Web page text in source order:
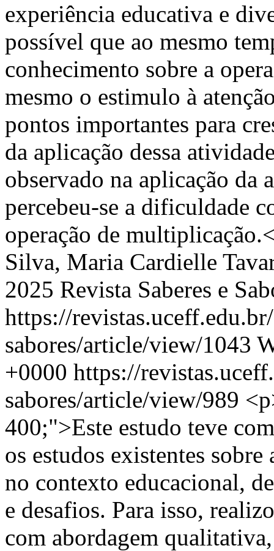
experiência educativa e
possível que ao mesmo
conhecimento sobre a
mesmo o estimulo à
pontos importantes para
da aplicação dessa
observado na aplicação da
percebeu-se a dificuldade
operação de
Silva, Maria Cardielle
2025 Revista Saberes e
https://
sabores/article/view/1043
+0000 https://
sabores/article/view/989
400;">Este estudo teve
os estudos existentes
no contexto educacional,
e desafios. Para isso,
com abordagem